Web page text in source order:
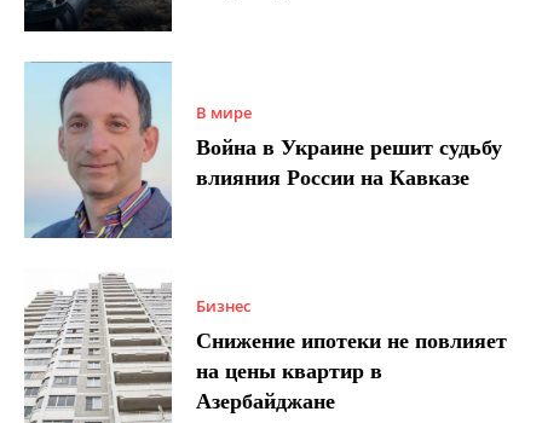
В мире
Война в Украине решит судьбу
влияния России на Кавказе
Бизнес
Снижение ипотеки не повлияет
на цены квартир в
Азербайджане